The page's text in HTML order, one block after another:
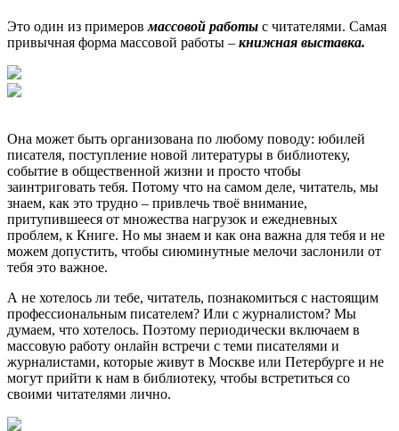
Это один из примеровмассовой работы с читателями. Самая
привычная форма массовой работы – книжная выставка.
Она может быть организована по любому поводу: юбилей
писателя, поступление новой литературы в библиотеку,
событие в общественной жизни и просто чтобы
заинтриговать тебя. Потому что на самом деле, читатель, мы
знаем, как это трудно – привлечь твоё внимание,
притупившееся от множества нагрузок и ежедневных
проблем, к Книге. Но мы знаем и как она важна для тебя и не
можем допустить, чтобы сиюминутные мелочи заслонили от
тебя это важное.
А не хотелось ли тебе, читатель, познакомиться с настоящим
профессиональным писателем? Или с журналистом? Мы
думаем, что хотелось. Поэтому периодически включаем в
массовую работу онлайн встречи с теми писателями и
журналистами, которые живут в Москве или Петербурге и не
могут прийти к нам в библиотеку, чтобы встретиться со
своими читателями лично.